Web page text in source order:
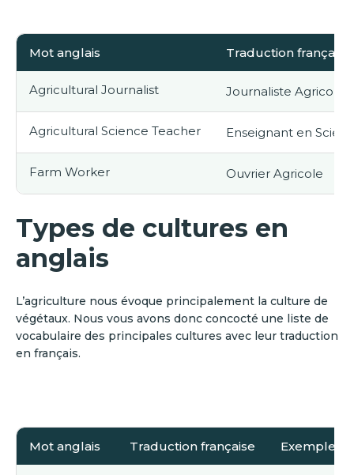
Mot anglais Traduction française
Agricultural Journalist Journaliste Agricole
Agricultural Science Teacher Enseignant en
Farm Worker Ouvrier Agricole
Types de cultures en
anglais
L’agriculture nous évoque principalement la culture de
végétaux. Nous vous avons donc concocté une liste de
vocabulaire des principales cultures avec leur traduction
en français.
Mot anglais Traduction française Exemple